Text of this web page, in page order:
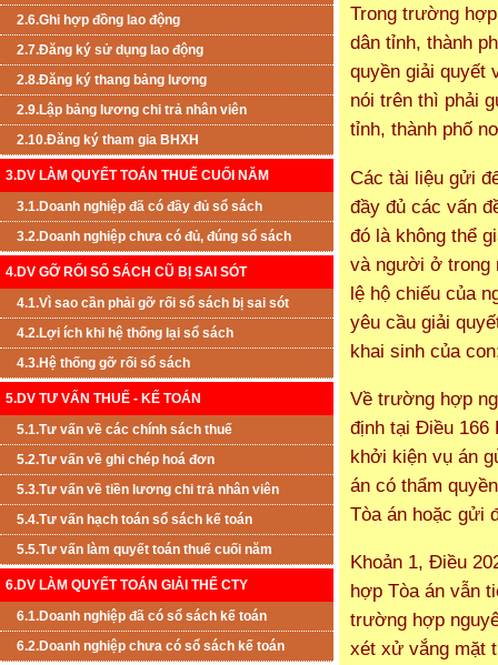
2.6.Ghi hợp đồng lao động
2.7.Đăng ký sử dụng lao động
2.8.Đăng ký thang bảng lương
2.9.Lập bảng lương chi trả nhân viên
2.10.Đăng ký tham gia BHXH
3.DV LÀM QUYẾT TOÁN THUẾ CUỐI NĂM
3.1.Doanh nghiệp đã có đầy đủ sổ sách
3.2.Doanh nghiệp chưa có đủ, đúng sổ sách
4.DV GỠ RỐI SỔ SÁCH CŨ BỊ SAI SÓT
4.1.Vì sao cần phải gỡ rối sổ sách bị sai sót
4.2.Lợi ích khi hệ thống lại sổ sách
4.3.Hệ thống gỡ rối sổ sách
5.DV TƯ VẤN THUẾ - KẾ TOÁN
5.1.Tư vấn về các chính sách thuế
5.2.Tư vấn về ghi chép hoá đơn
5.3.Tư vấn về tiền lương chi trả nhân viên
5.4.Tư vấn hạch toán sổ sách kế toán
5.5.Tư vấn làm quyết toán thuế cuối năm
6.DV LÀM QUYẾT TOÁN GIẢI THỂ CTY
6.1.Doanh nghiệp đã có sổ sách kế toán
6.2.Doanh nghiệp chưa có sổ sách kế toán
Trong trường
dân tỉnh, thành
quyền giải quyết
nói trên thì phải
tỉnh, thành phố
Các tài liệu gửi
đầy đủ các vấn
đó là không thể
và người ở trong
lệ hộ chiếu của
yêu cầu giải
khai sinh của
Về trường hợp
định tại Điều
khởi kiện vụ án
án có thẩm
Tòa án hoặc gửi
Khoản 1, Điều
hợp Tòa án vẫn
trường hợp
xét xử vắng mặt